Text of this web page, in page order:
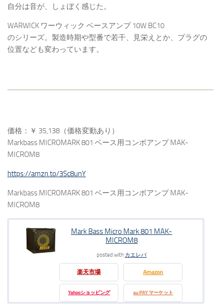
自分は音が、しょぼく感じた。
WARWICK ワーウィック ベースアンプ 10W BC10
のシリーズ。製造時期や型番で若干、見栄えとか、プラグの
位置なども変わっています。
価格：￥ 35,138（価格変動あり）
Markbass MICROMARK 801 ベース用コンボアンプ MAK-
MICROM8
https://amzn.to/3Sc8unY
Markbass MICROMARK 801 ベース用コンボアンプ MAK-
MICROM8
Mark Bass Micro Mark 801 MAK-
MICROM8
posted with カエレバ
楽天市場 Amazon
Yahooショッピング au PAY マーケット